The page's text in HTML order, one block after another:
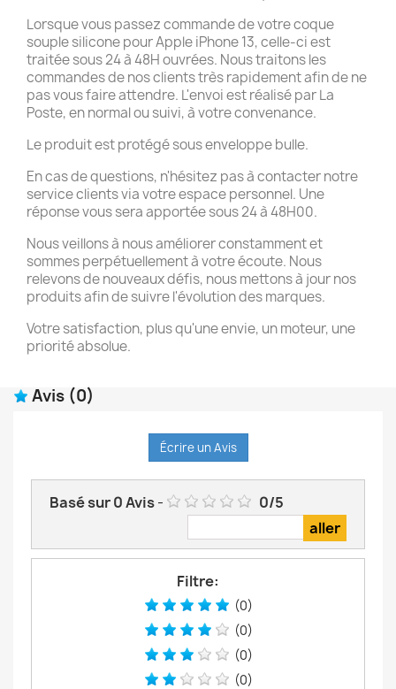
Lorsque vous passez commande de votre coque
souple silicone pour Apple iPhone 13, celle-ci est
traitée sous 24 à 48H ouvrées. Nous traitons les
commandes de nos clients très rapidement afin de ne
pas vous faire attendre. L'envoi est réalisé par La
Poste, en normal ou suivi, à votre convenance.
Le produit est protégé sous enveloppe bulle.
En cas de questions, n'hésitez pas à contacter notre
service clients via votre espace personnel. Une
réponse vous sera apportée sous 24 à 48H00.
Nous veillons à nous améliorer constamment et
sommes perpétuellement à votre écoute. Nous
relevons de nouveaux défis, nous mettons à jour nos
produits afin de suivre l'évolution des marques.
Votre satisfaction, plus qu'une envie, un moteur, une
priorité absolue.
Avis (0)
Écrire un Avis
Basé sur0Avis- 0/5
Filtre:
(0)
(0)
(0)
(0)